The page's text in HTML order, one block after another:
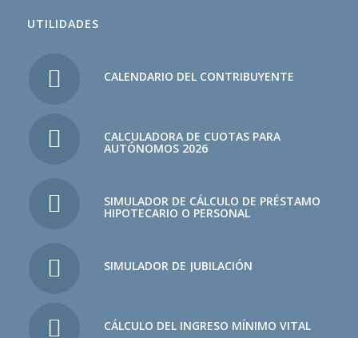
UTILIDADES
CALENDARIO DEL CONTRIBUYENTE
CALCULADORA DE CUOTAS PARA
AUTÓNOMOS 2026
SIMULADOR DE CÁLCULO DE PRÉSTAMO
HIPOTECARIO O PERSONAL
SIMULADOR DE JUBILACIÓN
CÁLCULO DEL INGRESO MÍNIMO VITAL